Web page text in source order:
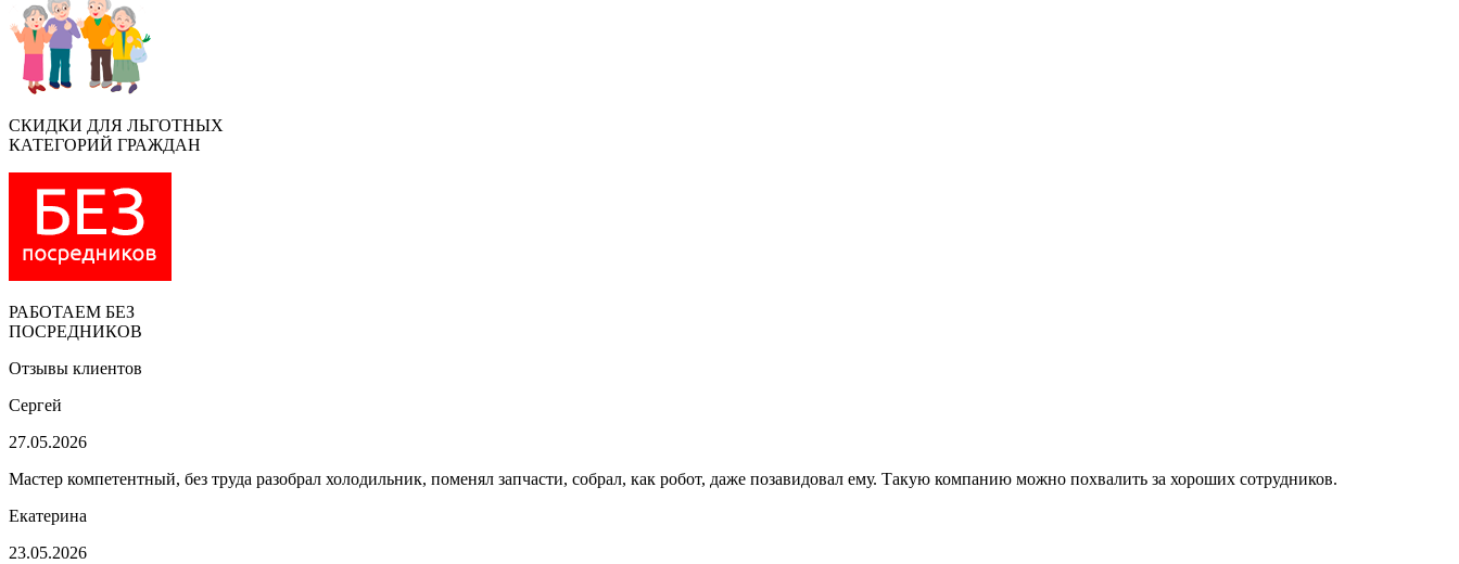
СКИДКИ ДЛЯ ЛЬГОТНЫХ
КАТЕГОРИЙ ГРАЖДАН
РАБОТАЕМ БЕЗ
ПОСРЕДНИКОВ
Отзывы клиентов
Сергей
27.05.2026
Мастер компетентный, без труда разобрал холодильник, поменял запчасти, собрал, как робот, даже позавидовал ему. Такую компанию можно похвалить за хороших сотрудников.
Екатерина
23.05.2026